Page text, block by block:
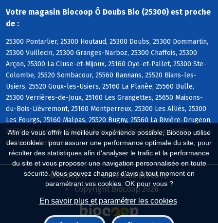
Afin de vous offrir la meilleure expérience possible, Biocoop utilise
des cookies : pour assurer une performance optimale du site, pour
récolter des statistiques afin d'analyser le trafic et la performance
du site et vous proposer une navigation personnalisée en toute
sécurité. Vous pouvez changer d'avis à tout moment en
paramétrant vos cookies. OK pour vous ?
En savoir plus et paramétrer les cookies
Votre magasin Biocoop Ô Doubs Bio (25300) est proche
de :
25300 Pontarlier, 25300 Houtaud, 25300 Doubs, 25300 Dommartin,
25300 Vuillecin, 25300 Granges-Narboz, 25300 Chaffois, 25300
Arçon, 25300 La Cluse-et-Mijoux, 25160 Oye-et-Pallet, 25300 Ste-
Colombe, 25520 Sombacour, 25560 Bannans, 25520 Bians-les-
Usiers, 25520 Goux-les-Usiers, 25160 La Planée, 25560 Bulle,
25300 Verrières-de-Joux, 25160 Les Grangettes, 25650 Maisons-
du-Bois-Lièvremont, 25160 Montperreux, 25300 Les Alliés, 25300
Les Fourgs, 25160 Malpas, 25520 Bugny, 25560 La Rivière-Drugeon,
25650 Lièvremont, 25520 Ouhans, 25160 St-Point-Lac, 25650
Hauterive-la-Fresse
Biocoop.fr
Le réseau Biocoop
Copyright Biocoop 2026